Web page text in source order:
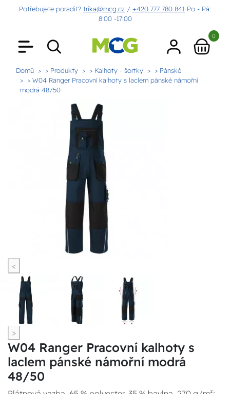
Potřebujete poradit? trika@mcg.cz / +420 777 780 841 Po - Pá:
8:00 -17:00
0
Domů > Produkty > Kalhoty - šortky
> Pánské
> W04 Ranger Pracovní kalhoty s laclem pánské námořní
modrá 48/50
<
>
W04 Ranger Pracovní kalhoty s
laclem pánské námořní modrá
48/50